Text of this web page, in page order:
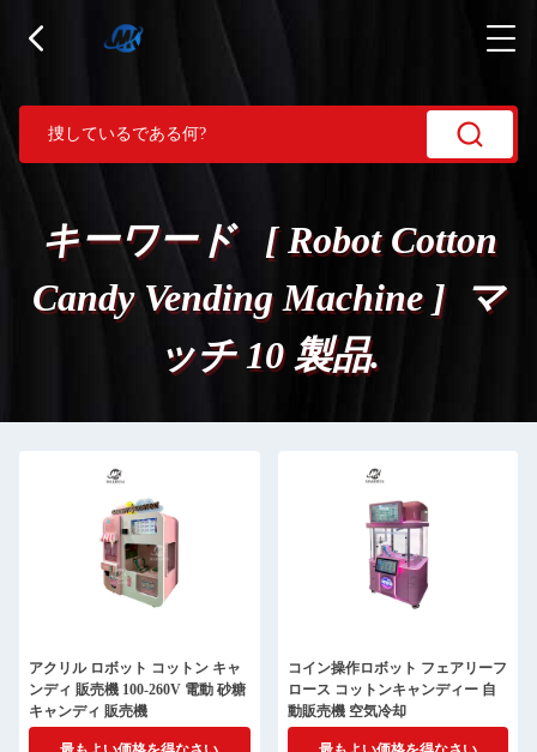
キーワード [ Robot Cotton
Candy Vending Machine ] マ
ッチ 10 製品.
アクリル ロボット コットン キャ
ンディ 販売機 100-260V 電動 砂糖
キャンディ 販売機
コイン操作ロボット フェアリーフ
ロース コットンキャンディー 自
動販売機 空気冷却